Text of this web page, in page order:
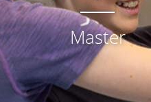
Master